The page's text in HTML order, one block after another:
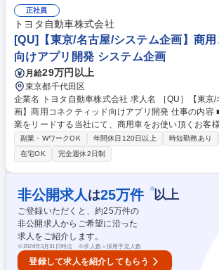
果予測モデルの構築 ■決済サービスにおける顧客デ
での各業界に特化した機械学習モデル実装 等 ※変更
る業務 募集職種 10/1入社【AIエンジニア】エンジニアのキャリア形成を
最重要視/未経験OK！
正社員
トヨタ自動車株式会社
[QU]【東京/名古屋/システム企画】商
向けアプリ開発 システム企画
月給29万円以上
東京都千代田区
企業名 トヨタ自動車株式会社 求人名 ［QU］【東京/名古屋/システム企
画】商用コネクティッド向けアプリ開発 仕事の内容 ■世界のモビリティ産
業をリードする当社にて、商用車をお使い頂くお客
データの更なる付加価値向上を目指し商用車向けコ
当いただきます。具体的にはパブリッククラウドを 活用し以下のようなア
プリ企画/開発業務をメインにお任せいたします。 【
集するデータ収集蓄積プラットフォーム構築及び最
業に貢献できるコネクティッドシステムソリューシ
例】■物流事業者様向け輸送オペレーション支援シス
エネルギーマネジメントサービス 募集職種 ［QU］【東京/名古屋/システ
ム企画】商用コネクティッド向けアプリ開発
副業・WワークOK 年間休日120日以上 時短勤務あり
在宅OK
完全週休2日制
非公開求人 は25万件 ※以上
ご登録いただくと、約25万件の
非公開求人からご希望に沿った
求人をご紹介します。
※2026年3月31日時点 ※求人数＝採用予定人数
登録して求人を紹介してもらう